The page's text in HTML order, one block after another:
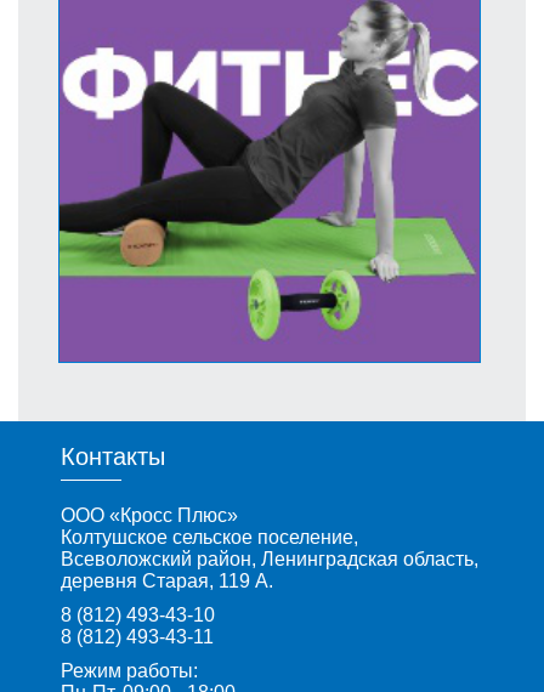
Контакты
ООО «Кросс Плюс»
Колтушское сельское поселение,
Всеволожский район, Ленинградская область,
деревня Старая, 119 А.
8 (812) 493-43-10
8 (812) 493-43-11
Режим работы: